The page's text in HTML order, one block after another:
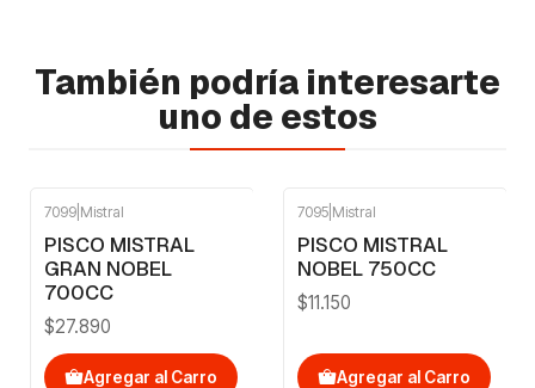
También podría interesarte
uno de estos
7099 Mistral
PISCO MISTRAL
GRAN NOBEL
700CC
$27.890
Agregar al Carro
7095 Mistral
PISCO MISTRAL
NOBEL 750CC
$11.150
Agregar al Carro